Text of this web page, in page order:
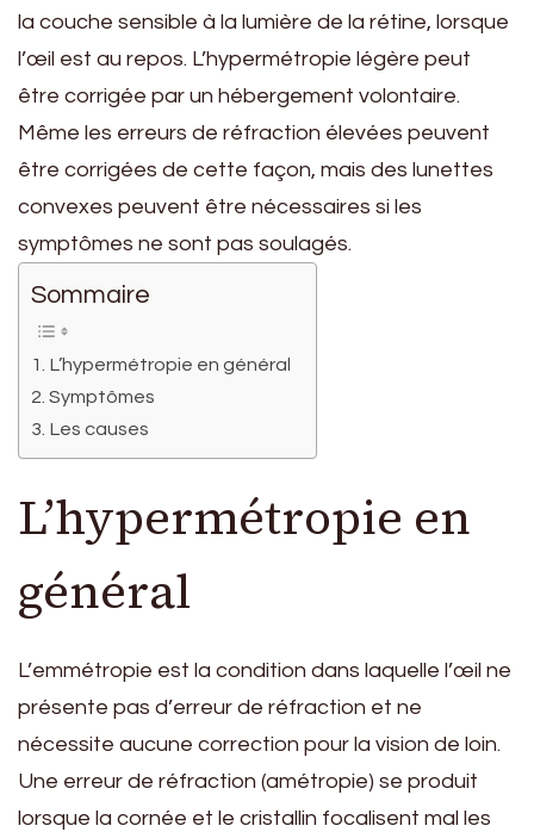
la couche sensible à la lumière de la rétine, lorsque
l’œil est au repos. L’hypermétropie légère peut
être corrigée par un hébergement volontaire.
Même les erreurs de réfraction élevées peuvent
être corrigées de cette façon, mais des lunettes
convexes peuvent être nécessaires si les
symptômes ne sont pas soulagés.
Sommaire
L’hypermétropie en général
Symptômes
Les causes
L’hypermétropie en
général
L’emmétropie est la condition dans laquelle l’œil ne
présente pas d’erreur de réfraction et ne
nécessite aucune correction pour la vision de loin.
Une erreur de réfraction (amétropie) se produit
lorsque la cornée et le cristallin focalisent mal les